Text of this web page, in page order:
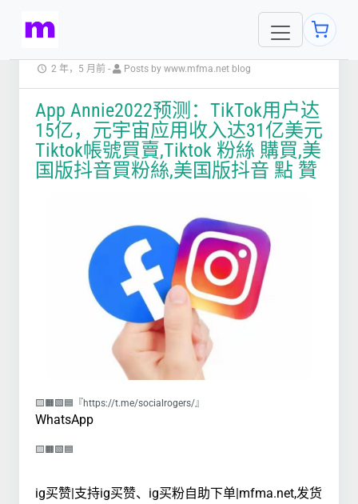
2 年，5 月前 - Posts by www.mfma.net blog
App Annie2022预测：TikTok用户达
15亿，元宇宙应用收入达31亿美元
Tiktok帳號買賣,Tiktok 粉絲 購買,美
国版抖音買粉絲,美国版抖音 點 贊
🟨🟧🟩🟦『https://t.me/socialrogers/』
WhatsApp
🟨🟧🟩🟦
ig买赞|支持ig买赞、ig买粉自助下单|mfma.net,发货